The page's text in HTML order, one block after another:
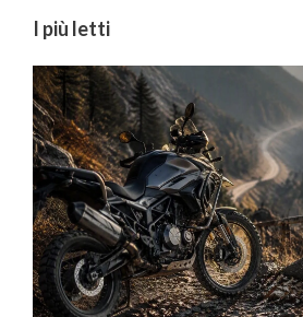
I più letti